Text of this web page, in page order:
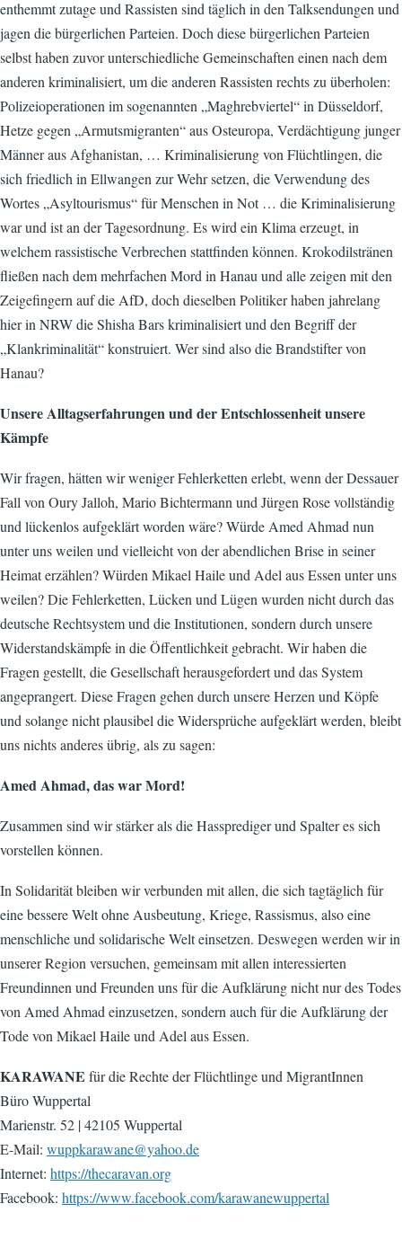
enthemmt zutage und Rassisten sind täglich in den Talksendungen und
jagen die bürgerlichen Parteien. Doch diese bürgerlichen Parteien
selbst haben zuvor unterschiedliche Gemeinschaften einen nach dem
anderen kriminalisiert, um die anderen Rassisten rechts zu überholen:
Polizeioperationen im sogenannten „Maghrebviertel“ in Düsseldorf,
Hetze gegen „Armutsmigranten“ aus Osteuropa, Verdächtigung junger
Männer aus Afghanistan, … Kriminalisierung von Flüchtlingen, die
sich friedlich in Ellwangen zur Wehr setzen, die Verwendung des
Wortes „Asyltourismus“ für Menschen in Not … die Kriminalisierung
war und ist an der Tagesordnung. Es wird ein Klima erzeugt, in
welchem rassistische Verbrechen stattfinden können. Krokodilstränen
fließen nach dem mehrfachen Mord in Hanau und alle zeigen mit den
Zeigefingern auf die AfD, doch dieselben Politiker haben jahrelang
hier in NRW die Shisha Bars kriminalisiert und den Begriff der
„Klankriminalität“ konstruiert. Wer sind also die Brandstifter von
Hanau?
Unsere Alltagserfahrungen und der Entschlossenheit unsere
Kämpfe
Wir fragen, hätten wir weniger Fehlerketten erlebt, wenn der Dessauer
Fall von Oury Jalloh, Mario Bichtermann und Jürgen Rose vollständig
und lückenlos aufgeklärt worden wäre? Würde Amed Ahmad nun
unter uns weilen und vielleicht von der abendlichen Brise in seiner
Heimat erzählen? Würden Mikael Haile und Adel aus Essen unter uns
weilen? Die Fehlerketten, Lücken und Lügen wurden nicht durch das
deutsche Rechtsystem und die Institutionen, sondern durch unsere
Widerstandskämpfe in die Öffentlichkeit gebracht. Wir haben die
Fragen gestellt, die Gesellschaft herausgefordert und das System
angeprangert. Diese Fragen gehen durch unsere Herzen und Köpfe
und solange nicht plausibel die Widersprüche aufgeklärt werden, bleibt
uns nichts anderes übrig, als zu sagen:
Amed Ahmad, das war Mord!
Zusammen sind wir stärker als die Hassprediger und Spalter es sich
vorstellen können.
In Solidarität bleiben wir verbunden mit allen, die sich tagtäglich für
eine bessere Welt ohne Ausbeutung, Kriege, Rassismus, also eine
menschliche und solidarische Welt einsetzen. Deswegen werden wir in
unserer Region versuchen, gemeinsam mit allen interessierten
Freundinnen und Freunden uns für die Aufklärung nicht nur des Todes
von Amed Ahmad einzusetzen, sondern auch für die Aufklärung der
Tode von Mikael Haile und Adel aus Essen.
KARAWANE für die Rechte der Flüchtlinge und MigrantInnen
Büro Wuppertal
Marienstr. 52 | 42105 Wuppertal
E-Mail: wuppkarawane@yahoo.de
Internet: https://thecaravan.org
Facebook: https://www.facebook.com/karawanewuppertal